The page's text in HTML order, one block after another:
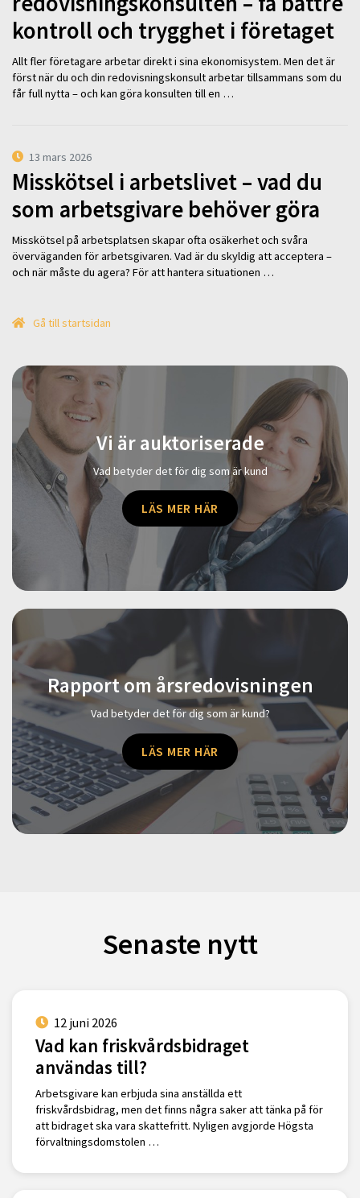
kontroll och trygghet i företaget
Allt fler företagare arbetar direkt i sina ekonomisystem. Men det är
först när du och din redovisningskonsult arbetar tillsammans som du
får full nytta – och kan göra konsulten till en …
13 mars 2026
Misskötsel i arbetslivet – vad du
som arbetsgivare behöver göra
Misskötsel på arbetsplatsen skapar ofta osäkerhet och svåra
överväganden för arbetsgivaren. Vad är du skyldig att acceptera –
och när måste du agera? För att hantera situationen …
Gå till startsidan
Vi är auktoriserade
Vad betyder det för dig som är kund
LÄS MER HÄR
Rapport om årsredovisningen
Vad betyder det för dig som är kund?
LÄS MER HÄR
Senaste nytt
12 juni 2026
Vad kan friskvårdsbidraget
användas till?
Arbetsgivare kan erbjuda sina anställda ett
friskvårdsbidrag, men det finns några saker att tänka på för
att bidraget ska vara skattefritt. Nyligen avgjorde Högsta
förvaltningsdomstolen …